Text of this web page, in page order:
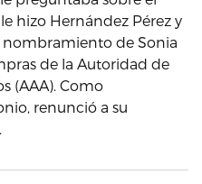
hizo Hernández Pérez y
nombramiento de Sonia
de la Autoridad de
(AAA). Como
renunció a su